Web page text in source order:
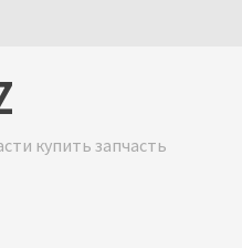
купить запчасть